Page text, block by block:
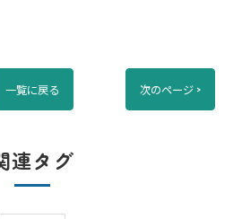
一覧に戻る 次のページ >
連タグ